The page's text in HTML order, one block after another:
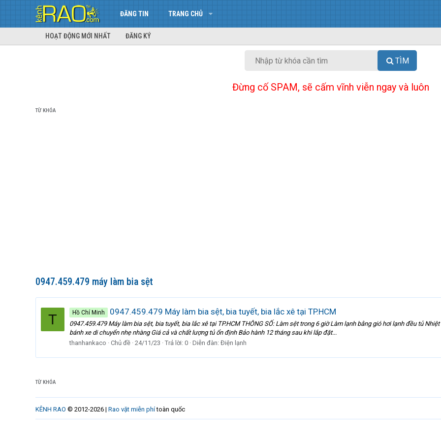
ĐĂNG TIN TRANG CHỦ
HOẠT ĐỘNG MỚI NHẤT ĐĂNG KÝ
TÌM
Đừng cố SPAM, sẽ cấm vĩnh viễn ngay và luôn
TỪ KHÓA
0947.459.479 máy làm bia sệt
T Hồ Chí Minh 0947.459.479 Máy làm bia sệt, bia tuyết, bia lắc xê tại TP.HCM
0947.459.479 Máy làm bia sệt, bia tuyết, bia lắc xê tại TP.HCM THÔNG SỐ: Làm sệt trong 6 giờ Làm lạnh bằng gió hơi lạnh đều tủ
bánh xe di chuyển nhẹ nhàng Giá cả và chất lượng tủ ổn định Bảo hành 12 tháng sau khi lắp đặt...
thanhankaco
Chủ đề 24/11/23 Trả lời: 0 Diễn đàn: Điện lạnh
TỪ KHÓA
KÊNH RAO © 2012-2026 | Rao vặt miễn phítoàn quốc